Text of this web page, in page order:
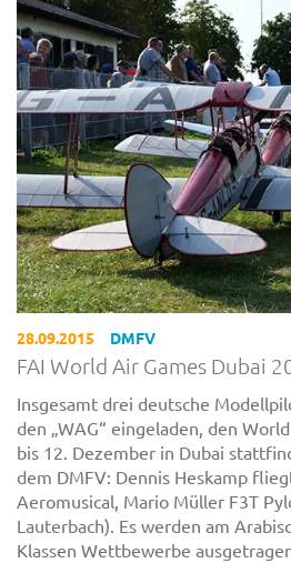
28.09.2015 DMFV
FAI World Air Games Dubai
Insgesamt drei deutsche
den „WAG“ eingeladen, den
bis 12. Dezember in Dubai
dem DMFV: Dennis Heskamp
Aeromusical, Mario Müller F3T
Lauterbach). Es werden am
Klassen Wettbewerbe